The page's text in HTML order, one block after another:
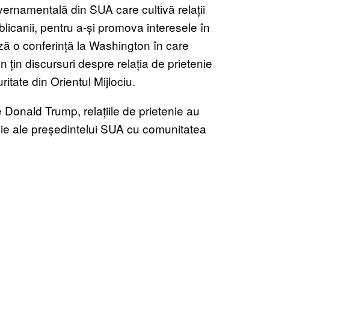
din SUA care cultivă relații
pentru a-și promova interesele în
o conferință la Washington în care
țin discursuri despre relația de prietenie
din Orientul Mijlociu.
Trump, relațiile de prietenie au
ale președintelui SUA cu comunitatea